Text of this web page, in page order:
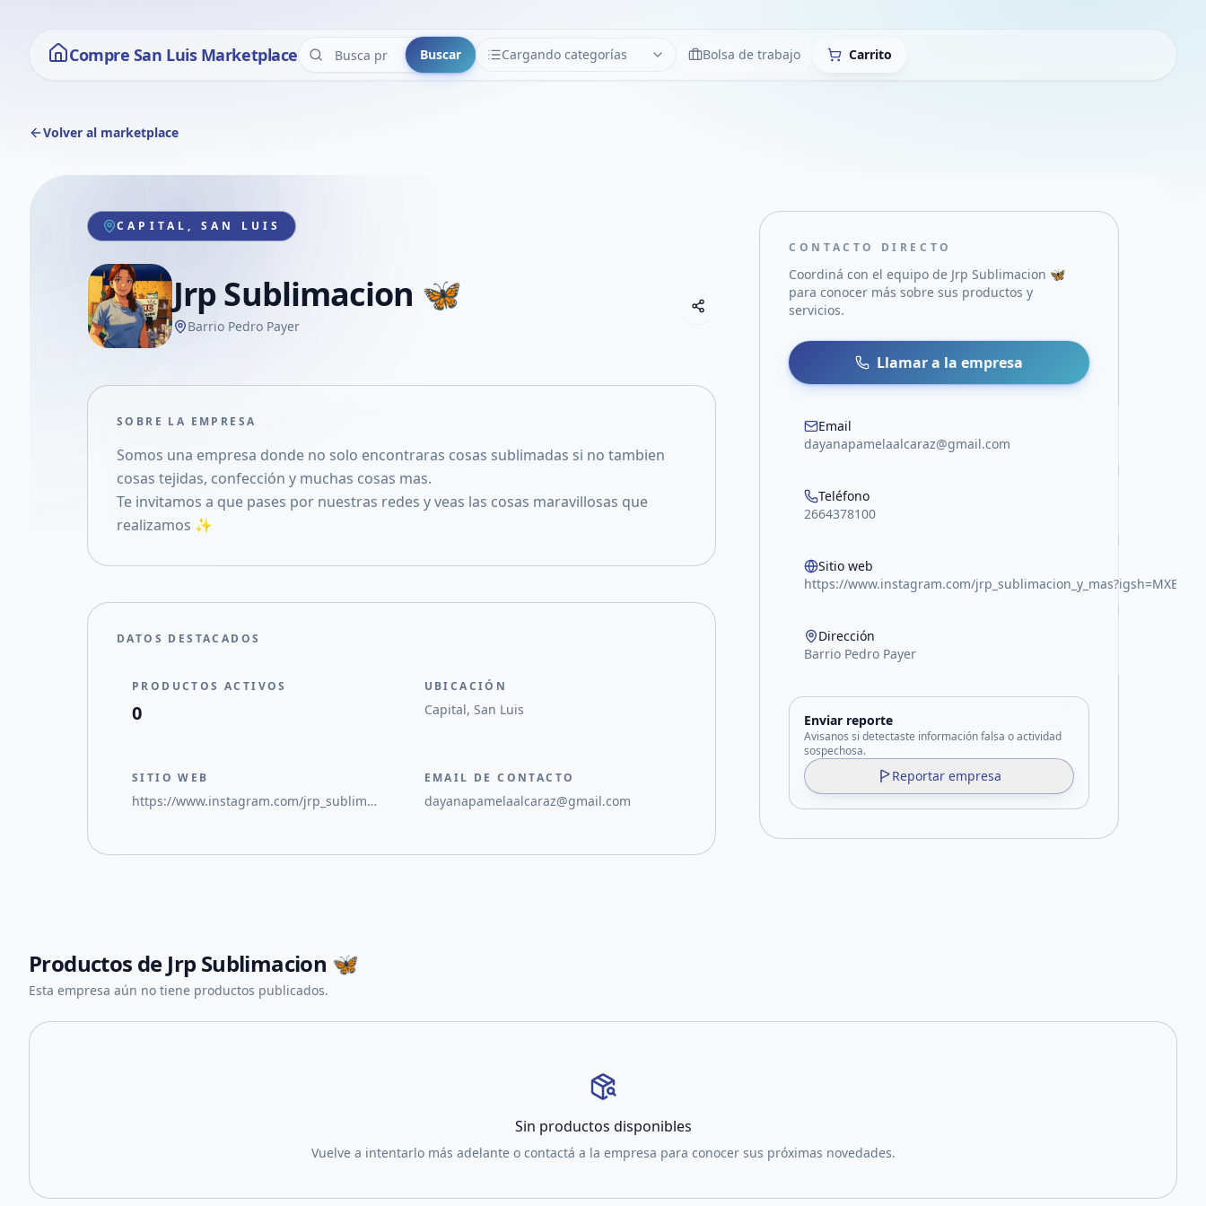
Compre San Luis Marketplace Buscar Cargando categorías
CATEGORÍAS LimpiarBolsa de trabajo Carrito
Volver al marketplace
CAPITAL, SAN LUIS
Jrp Sublimacion 🦋
Barrio Pedro Payer
Compartir empresa
Compartir por WhatsApp
Compartir por mail
Compartir en Facebook
SOBRE LA EMPRESA
Somos una empresa donde no solo encontraras cosas sublimadas si no tambien
cosas tejidas, confección y muchas cosas mas.
Te invitamos a que pases por nuestras redes y veas las cosas maravillosas que
realizamos ✨
DATOS DESTACADOS
PRODUCTOS ACTIVOS
0
UBICACIÓN
Capital, San Luis
SITIO WEB
https://www.instagram.com/jrp_sublimacion_y_mas?igsh=MXBnb25tYWNsdWx5NQ==
EMAIL DE CONTACTO
dayanapamelaalcaraz@gmail.com
CONTACTO DIRECTO
Coordiná con el equipo de Jrp Sublimacion 🦋
para conocer más sobre sus productos y
servicios.
Llamar a la empresa
Email
dayanapamelaalcaraz@gmail.com
Teléfono
2664378100
Sitio web
https://www.instagram.com/
Dirección
Barrio Pedro Payer
Enviar reporte
Avisanos si detectaste información falsa o actividad
sospechosa.
Reportar empresa
Productos de Jrp Sublimacion 🦋
Esta empresa aún no tiene productos publicados.
Sin productos disponibles
Vuelve a intentarlo más adelante o contactá a la empresa para conocer sus próximas novedades.